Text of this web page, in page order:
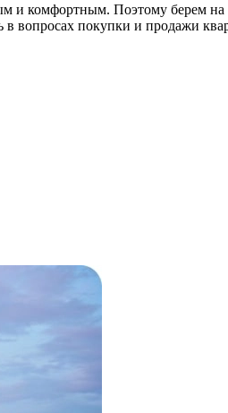
комфортным. Поэтому берем
покупки и продажи